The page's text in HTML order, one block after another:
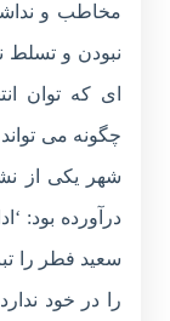
مخاطب و
نبودن و تسلط
ای که توان
چگونه می تواند
شهر یکی از
درآورده بود:
سعید فطر را
را در خود